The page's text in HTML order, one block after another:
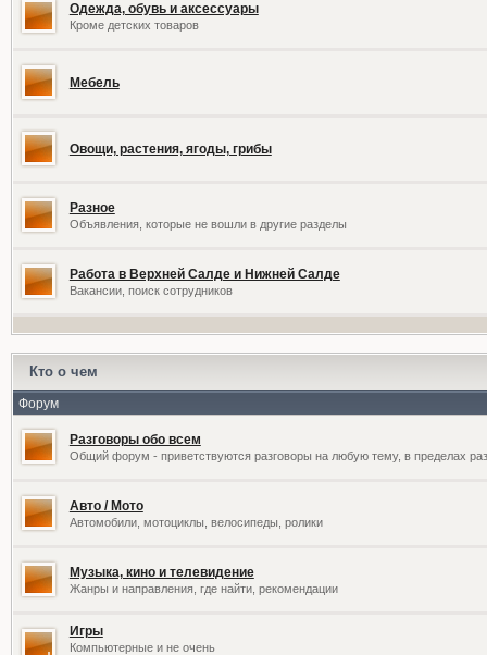
Одежда, обувь и аксессуары
Кроме детских товаров
Мебель
Овощи, растения, ягоды, грибы
Разное
Объявления, которые не вошли в другие разделы
Работа в Верхней Салде и Нижней Салде
Вакансии, поиск сотрудников
Кто о чем
Форум
Разговоры обо всем
Общий форум - приветствуются разговоры на любую тему, в пределах
Авто / Мото
Автомобили, мотоциклы, велосипеды, ролики
Музыка, кино и телевидение
Жанры и направления, где найти, рекомендации
Игры
Компьютерные и не очень